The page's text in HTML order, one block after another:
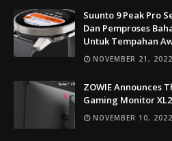
Suunto 9 Peak Pro
Dan Pemproses
Untuk Tempahan
NOVEMBER 21, 2022
ZOWIE Announces
Gaming Monitor
NOVEMBER 10, 2022